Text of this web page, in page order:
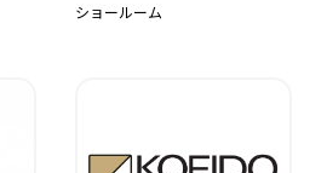
ショールーム